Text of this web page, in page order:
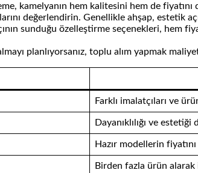
kamelyanın hem kalitesini hem de
değerlendirin. Genellikle ahşap, estetik
sunduğu özelleştirme seçenekleri, hem
planlıyorsanız, toplu alım yapmak
Farklı imalatçıları ve
Dayanıklılığı ve
Hazır modellerin fiyatını
Birden fazla ürün alarak